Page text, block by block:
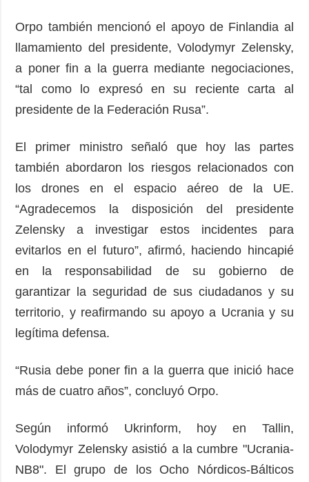
Orpo también mencionó el apoyo de Finlandia al
llamamiento del presidente, Volodymyr Zelensky,
a poner fin a la guerra mediante negociaciones,
“tal como lo expresó en su reciente carta al
presidente de la Federación Rusa”.
El primer ministro señaló que hoy las partes
también abordaron los riesgos relacionados con
los drones en el espacio aéreo de la UE.
“Agradecemos la disposición del presidente
Zelensky a investigar estos incidentes para
evitarlos en el futuro”, afirmó, haciendo hincapié
en la responsabilidad de su gobierno de
garantizar la seguridad de sus ciudadanos y su
territorio, y reafirmando su apoyo a Ucrania y su
legítima defensa.
“Rusia debe poner fin a la guerra que inició hace
más de cuatro años”, concluyó Orpo.
Según informó Ukrinform, hoy en Tallin,
Volodymyr Zelensky asistió a la cumbre "Ucrania-
NB8". El grupo de los Ocho Nórdicos-Bálticos